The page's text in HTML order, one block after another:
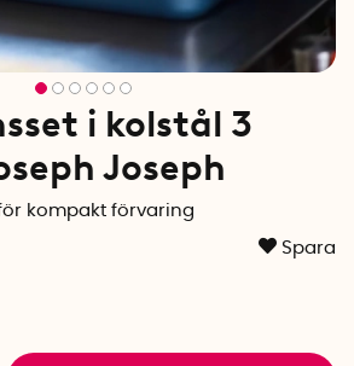
i kolstål 3
Joseph
kompakt förvaring
Spara